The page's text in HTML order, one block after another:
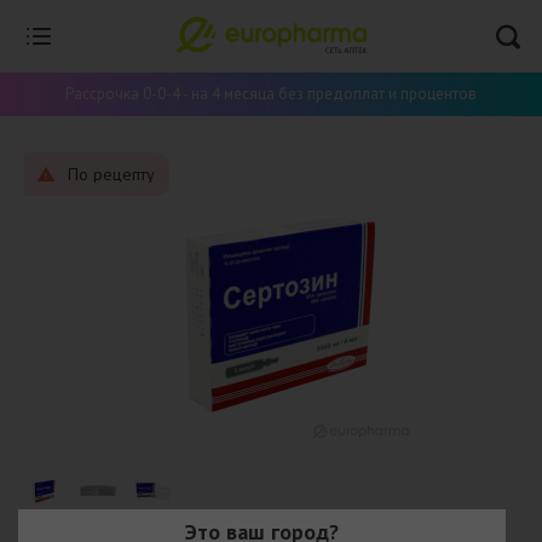
Рассрочка 0-0-4 - на 4 месяца без предоплат и процентов
По рецепту
Это ваш город?